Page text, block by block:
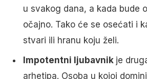
u svakog dana, a kada bude
očajno. Tako će se osećati i
stvari ili hranu koju želi.
Impotentni ljubavnik je
arhetipa. Osoba u kojoj